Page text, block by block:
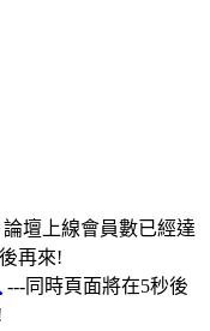
壇上線會員數已經達
再來!
---同時頁面將在5秒後